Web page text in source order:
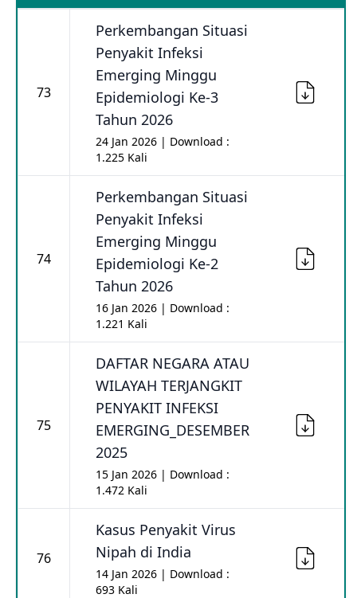
73
Perkembangan Situasi
Penyakit Infeksi
Emerging Minggu
Epidemiologi Ke-3
Tahun 2026
24 Jan 2026 | Download :
1.225 Kali
74
Perkembangan Situasi
Penyakit Infeksi
Emerging Minggu
Epidemiologi Ke-2
Tahun 2026
16 Jan 2026 | Download :
1.221 Kali
75
DAFTAR NEGARA ATAU
WILAYAH TERJANGKIT
PENYAKIT INFEKSI
EMERGING_DESEMBER
2025
15 Jan 2026 | Download :
1.472 Kali
76
Kasus Penyakit Virus
Nipah di India
14 Jan 2026 | Download :
693 Kali